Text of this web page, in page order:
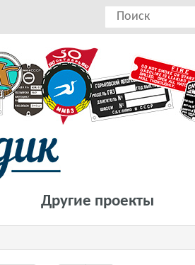
Другие проекты